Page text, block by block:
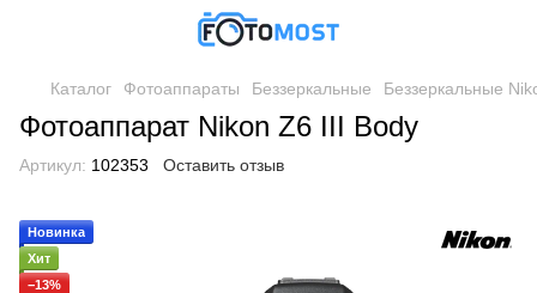
Каталог Фотоаппараты Беззеркальные Беззеркальные
Фотоаппарат Nikon Z6 III Body
Артикул: 102353 Оставить отзыв
Новинка
Хит
−13%